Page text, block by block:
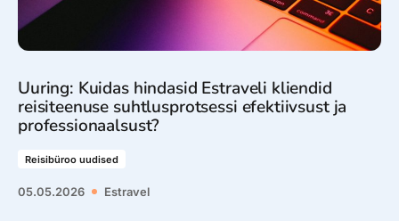
Reisikonsultandi teenus
Tule tööle
Uudised
Uuring: Kuidas hindasid Estraveli kliendid
reisiteenuse suhtlusprotsessi efektiivsust ja
professionaalsust?
Reisibüroo uudised
05.05.2026 Estravel